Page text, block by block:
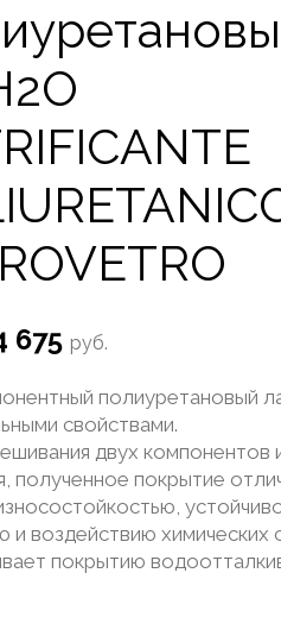
675 руб.
полиуретановый
свойствами.
двух компонентов
полученное покрытие
и воздействию химических
покрытию